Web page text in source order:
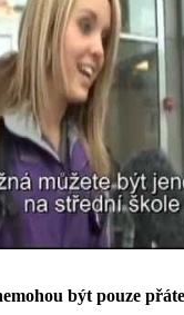
být pouze